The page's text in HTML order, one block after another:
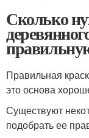
Сколько
Правильная
это основа
Существуют
подобрать ее